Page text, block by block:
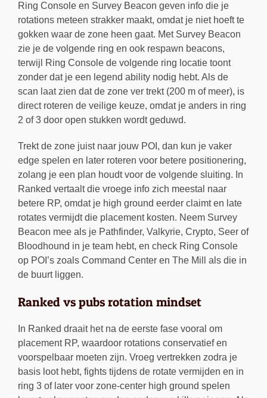
Ring Console en Survey Beacon geven info die je
rotations meteen strakker maakt, omdat je niet hoeft te
gokken waar de zone heen gaat. Met Survey Beacon
zie je de volgende ring en ook respawn beacons,
terwijl Ring Console de volgende ring locatie toont
zonder dat je een legend ability nodig hebt. Als de
scan laat zien dat de zone ver trekt (200 m of meer), is
direct roteren de veilige keuze, omdat je anders in ring
2 of 3 door open stukken wordt geduwd.
Trekt de zone juist naar jouw POI, dan kun je vaker
edge spelen en later roteren voor betere positionering,
zolang je een plan houdt voor de volgende sluiting. In
Ranked vertaalt die vroege info zich meestal naar
betere RP, omdat je high ground eerder claimt en late
rotates vermijdt die placement kosten. Neem Survey
Beacon mee als je Pathfinder, Valkyrie, Crypto, Seer of
Bloodhound in je team hebt, en check Ring Console
op POI’s zoals Command Center en The Mill als die in
de buurt liggen.
Ranked vs pubs rotation mindset
In Ranked draait het na de eerste fase vooral om
placement RP, waardoor rotations conservatief en
voorspelbaar moeten zijn. Vroeg vertrekken zodra je
basis loot hebt, fights tijdens de rotate vermijden en in
ring 3 of later voor zone-center high ground spelen